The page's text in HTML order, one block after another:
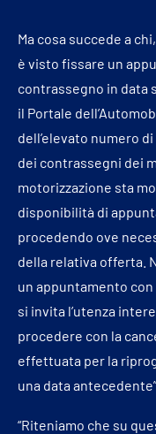
Ma cosa succede a
è visto fissare un
contrassegno in data
il Portale
dell’elevato numero
dei contrassegni dei
motorizzazione sta
disponibilità di
procedendo ove
della relativa offerta.
un appuntamento con
si invita l’utenza
procedere con la
effettuata per la
una data antecedente”.
“Riteniamo che su